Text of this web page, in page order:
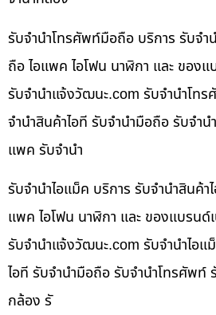
รับจำนำโทรศัพท์มือถือ บริการ รับจำ
ถือ ไอแพค ไอโฟน นาฬิกา และ ของ
รับจํานําแจ้งวัฒนะ.com รับจำนำโท
จำนำสินค้าไอที รับจำนำมือถือ รับจำน
แพค รับจำนำ
รับจำนำไอแม็ค บริการ รับจำนำสินค้า
แพค ไอโฟน นาฬิกา และ ของแบรนด์
รับจํานําแจ้งวัฒนะ.com รับจำนำไอแ
ไอที รับจำนำมือถือ รับจำนำโทรศัพท์
กล้อง รั